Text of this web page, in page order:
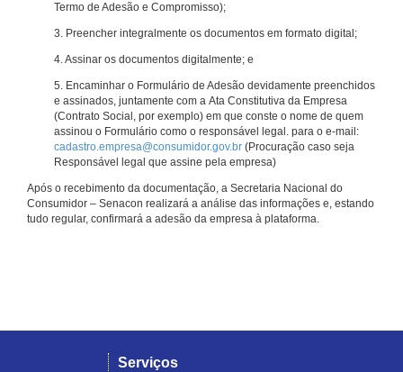
Termo de Adesão e Compromisso);
3. Preencher integralmente os documentos em formato digital;
4. Assinar os documentos digitalmente; e
5. Encaminhar o Formulário de Adesão devidamente preenchidos
e assinados, juntamente com a Ata Constitutiva da Empresa
(Contrato Social, por exemplo) em que conste o nome de quem
assinou o Formulário como o responsável legal. para o e-mail:
cadastro.empresa@consumidor.gov.br (Procuração caso seja
Responsável legal que assine pela empresa)
Após o recebimento da documentação, a Secretaria Nacional do
Consumidor – Senacon realizará a análise das informações e, estando
tudo regular, confirmará a adesão da empresa à plataforma.
Serviços